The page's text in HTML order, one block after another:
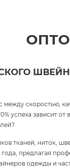
скоростью,
успеха зависит
тканей, ниток,
предлагая
одежды и